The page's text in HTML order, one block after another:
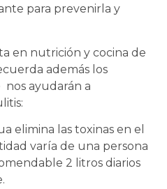
para prevenirla y
en nutrición y cocina de
además los
nos ayudarán a
elimina las toxinas en el
varía de una persona
2 litros diarios